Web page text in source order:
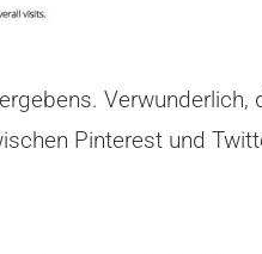
Pinterest und